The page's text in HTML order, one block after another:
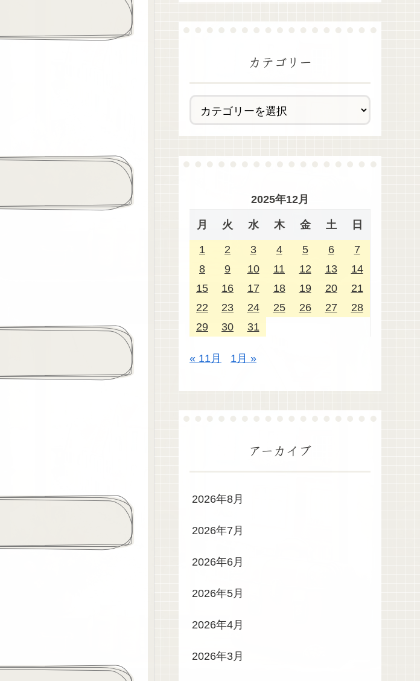
カテゴリー
2025年12月
月 火 水 木 金 土 日
1 2 3 4 5 6
7
8
9 10 11 12 13
14
15
16 17 18 19 20
21
22
23 24 25 26 27
28
29
30 31
« 11月 1月 »
アーカイブ
2026年8月
2026年7月
2026年6月
2026年5月
2026年4月
2026年3月